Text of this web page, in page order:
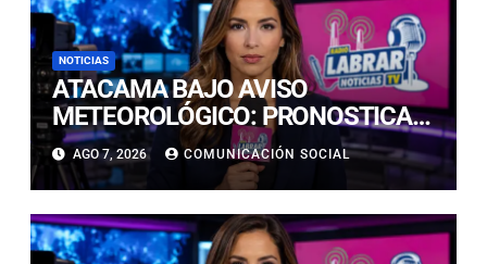
NOTICIAS
ATACAMA BAJO AVISO
METEOROLÓGICO: PRONOSTICAN
LLUVIAS E ISOTERMA CERO ALTA
EN PRECORDILLERA Y
CORDILLERA
AGO 7, 2026 COMUNICACIÓN SOCIAL